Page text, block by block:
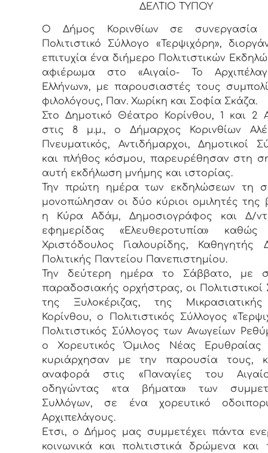
ΔΕΛΤΙΟ ΤΥΠΟΥ
Ο Δήμος Κορινθίων σε συνεργασία
Πολιτιστικό Σύλλογο «Τερψιχόρη»,
επιτυχία ένα διήμερο Πολιτιστικών
αφιέρωμα στο «Αιγαίο- Το
Ελλήνων», με παρουσιαστές τους
φιλολόγους, Παν. Χωρίκη και Σοφία Σκάζα.
Στο Δημοτικό Θέατρο Κορίνθου, 1 και 2
στις 8 μ.μ., ο Δήμαρχος Κορινθίων
Πνευματικός, Αντιδήμαρχοι, Δημοτικοί
και πλήθος κόσμου, παρευρέθησαν στη
αυτή εκδήλωση μνήμης και ιστορίας.
Την πρώτη ημέρα των εκδηλώσεων τη
μονοπώλησαν οι δύο κύριοι ομιλητές της
η Κύρα Αδάμ, Δημοσιογράφος και Δ/
εφημερίδας «Ελευθεροτυπία»
Χριστόδουλος Γιαλουρίδης, Καθηγητής
Πολιτικής Παντείου Πανεπιστημίου.
Την δεύτερη ημέρα το Σάββατο, με
παραδοσιακής ορχήστρας, οι Πολιτιστικοί
της Ξυλοκέριζας, της
Κορίνθου, ο Πολιτιστικός Σύλλογος
Πολιτιστικός Σύλλογος των Ανωγείων
ο Χορευτικός Όμιλος Νέας Ερυθραίας
κυριάρχησαν με την παρουσία τους,
αναφορά στις «Παναγίες του
οδηγώντας «τα βήματα» των
Συλλόγων, σε ένα χορευτικό
Αρχιπελάγους.
Ετσι, ο Δήμος μας συμμετέχει πάντα
κοινωνικά και πολιτιστικά δρώμενα και